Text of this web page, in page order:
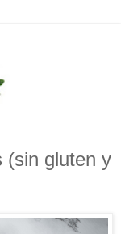
(sin gluten y